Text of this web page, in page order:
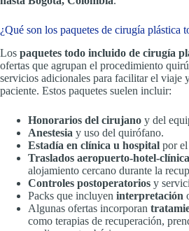
¿Qué son los paquetes de cirugía plástica
Los paquetes todo incluido de cirugía
ofertas que agrupan el procedimiento
servicios adicionales para facilitar el viaje
paciente. Estos paquetes suelen incluir:
Honorarios del cirujano y del
Anestesia y uso del quirófano.
Estadía en clínica u hospital por
Traslados aeropuerto-hotel-clínica
alojamiento cercano durante la
Controles postoperatorios y
Packs que incluyen interpretación
Algunas ofertas incorporan
como terapias de recuperación,